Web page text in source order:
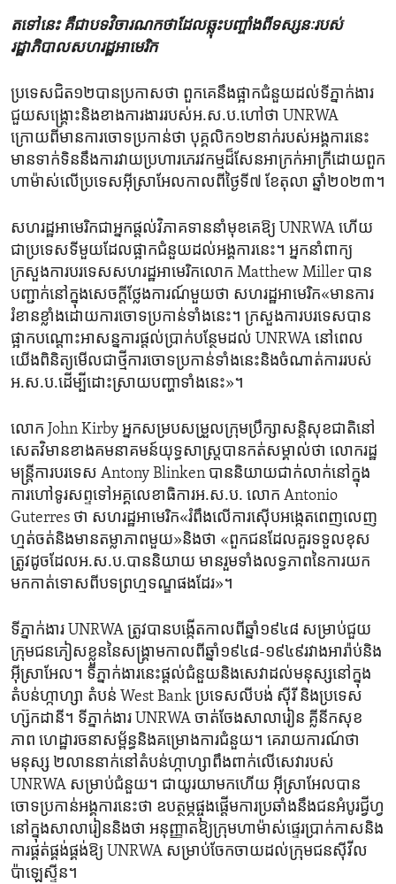
តទៅនេះ​ គឺ​ជា​បទ​វិចារណកថា​ដែល​ឆ្លុះ​បញ្ចាំង​ពី​ទស្សនៈ​របស់​
រដ្ឋាភិបាល​សហរដ្ឋ​អាមេរិក
ប្រទេស​ជិត​១២​បានប្រកាសថា ​ពួកគេ​នឹងផ្អាក​ជំនួយ​ដល់​ទីភ្នាក់ងារ​
ជួយសង្គ្រោះ​និង​ខាង​ការងារ​របស់​អ.ស.ប.ហៅថា UNRWA
ក្រោយពី​មាន​ការចោទប្រកាន់​ថា បុគ្គលិក​១២នាក់របស់អង្គការ​នេះ​
មានទាក់ទិននឹង​ការវាយប្រហារ​ភេរវកម្មដ៏​សែ​ន​អាក្រក់​អាក្រីដោយ​ពួក​
ហាម៉ាស់​លើ​ប្រទេសអ៊ីស្រាអែល​កាលពី​ថ្ងៃទី​៧ ខែតុលា ឆ្នាំ២០២៣។
សហរដ្ឋ​អាមេរិក​ជាអ្នក​ផ្តល់វិភាគទាននាំ​មុខ​គេឱ្យ UNRWA ហើយ​
ជាប្រទេសទី​មួយដែលផ្អាកជំនួយដល់អង្គការ​នេះ។ អ្នកនាំពាក្យ
ក្រសួង​ការបរទេស​សហរដ្ឋ​អាមេរិក​លោក Matthew Miller បាន​
បញ្ជាក់​នៅក្នុង​សេចក្តីថ្លែងការណ៍មួយ​ថា សហរដ្ឋ​អាមេរិក«មានការ​
រំខាន​ខ្លាំង​ដោយ​ការ​ចោទប្រកាន់ទាំង​នេះ។ ក្រសួងការបរទេសបាន​
ផ្អាក​បណ្តោះអាសន្ន​ការផ្តល់ប្រាក់បន្ថែម​ដល់ UNRWA នៅពេល
យើងពិនិត្យ​មើល​ជាថ្មី​ការចោទប្រកាន់ទាំង​នេះនិង​ចំណាត់ការរបស់​
អ.ស.ប.​ដើម្បីដោះស្រាយ​បញ្ហា​ទាំង​នេះ‍»។
លោក John Kirby អ្នក​សម្រប​សម្រួល​ក្រុមប្រឹក្សាសន្តិសុខជាតិ​នៅ​
សេតវិមាន​ខាង​គមនាគមន៍​យុទ្ធសាស្ត្របានកត់សម្គាល់​ថា​ លោក​រដ្ឋ
មន្ត្រី​ការបរទេស​ Antony Blinken ​បាននិយាយជាក់លាក់នៅ​ក្នុង
ការ​ហៅទូរសព្ទទៅអគ្គ​លេខាធិការ​អ.ស.ប. លោក​ Antonio
Guterres ថា សហរដ្ឋអាមេរិក​«រំពឹង​លើ​ការស៊ើបអង្កេតពេញលេញ
ហ្មត់ចត់​និងមានតម្លាភាព​មួយ‍»និង​ថា «ពួក​ជន​ដែល​គួរ​ទទួល​ខុស​
ត្រូវ​ដូច​ដែល​អ.ស.ប.បាន​និយាយ​ មានរួមទាំង​លទ្ធភាព​នៃ​ការ​យក​
មក​កាត់ទោស​ពីបទព្រហ្មទណ្ឌ​ផង​ដែរ‍»។
ទីភ្នាក់ងារ UNRWA ត្រូវបានបង្កើតកាលពីឆ្នាំ១៩៤៨ សម្រាប់​ជួយ
ក្រុម​ជនភៀសខ្លួននៃសង្គ្រាម​កាលពីឆ្នាំ១៩៤៨-១៩៤៩រវាង​អារ៉ាប់និង​
អ៊ីស្រាអែល។ ទីភ្នាក់ងារ​នេះផ្តល់​ជំនួយ​និង​សេវាដល់មនុស្ស​នៅក្នុង​
តំបន់​ហ្កាហ្សា តំបន់ West Bank ប្រទេស​លីបង់ ស៊ីរី​ និងប្រទេស​
ហ្ស៊កដានី។ ទីភ្នាក់ងារ UNRWA ចាត់ចែង​សាលារៀន គ្លីនីក​សុខ
ភាព ហេដ្ឋារចនាសម្ព័ន្ធនិង​គម្រោងការ​ជំនួយ។ គេរាយការណ៍​ថា
មនុស្ស​ ២​លាន​នាក់នៅ​តំបន់​ហ្កាហ្សាពឹងពាក់លើ​សេវា​របស់
UNRWA សម្រាប់​ជំនួយ។ ជា​យូរយាមកហើយ​ អ៊ីស្រាអែល​បាន​
ចោទប្រកាន់​អង្គការ​នេះថា ឧបត្ថម្ភផ្ចុង​ផ្តើម​ការប្រឆាំង​នឹង​ជនអំបូរជ្វីហ្វ​
នៅ​ក្នុង​សាលារៀន​និង​ថា ​អនុញ្ញាត​ឱ្យក្រុមហាម៉ាស់ផ្ទេរប្រាក់​កាសនិង
ការផ្គត់ផ្គង់​ផ្គង់​ឱ្យ​ UNRWA ​សម្រាប់ចែកចាយ​ដល់ក្រុម​ជនស៊ីវីល​
ប៉ាឡេស្ទីន។